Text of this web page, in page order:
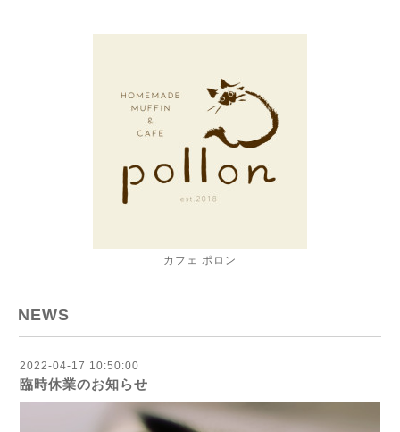
カフェ ポロン
NEWS
2022-04-17 10:50:00
臨時休業のお知らせ